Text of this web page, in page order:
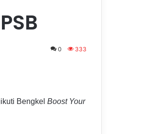
0 333
Bengkel Boost Your